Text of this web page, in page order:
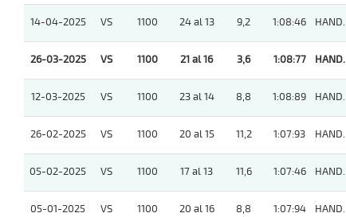
14-04-2025 VS 1100 24 al 13 9,2 1:08:46 HAND.
26-03-2025 VS 1100 21 al 16 3,6 1:08:77 HAND.
12-03-2025 VS 1100 23 al 14 8,8 1:08:89 HAND.
26-02-2025 VS 1100 20 al 15 11,2 1:07:93 HAND.
05-02-2025 VS 1100 17 al 13 11,6 1:07:46 HAND.
05-01-2025 VS 1100 20 al 16 8,8 1:07:94 HAND.